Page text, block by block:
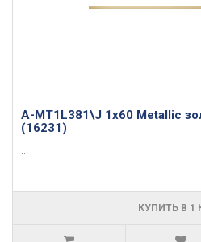
A-MT1L381\J 1x60 Metallic
(16231)
..
КУПИТЬ В 1